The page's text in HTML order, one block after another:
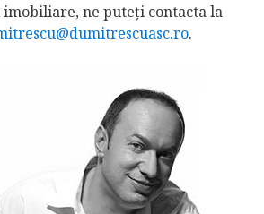
ne puteți contacta la
.